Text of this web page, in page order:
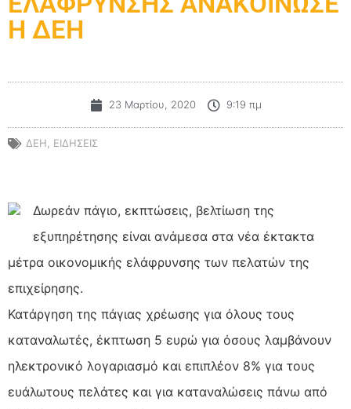
Η ΔΕΗ
23 Μαρτίου, 2020 9:19 πμ
ΔΕΗ, ΕΙΔΗΣΕΙΣ
Δωρεάν πάγιο, εκπτώσεις, βελτίωση της
εξυπηρέτησης είναι ανάμεσα στα νέα έκτακτα
μέτρα οικονομικής ελάφρυνσης των πελατών της
επιχείρησης.
Κατάργηση της πάγιας χρέωσης για όλους τους
καταναλωτές, έκπτωση 5 ευρώ για όσους λαμβάνουν
ηλεκτρονικό λογαριασμό και επιπλέον 8% για τους
ευάλωτους πελάτες και για καταναλώσεις πάνω από